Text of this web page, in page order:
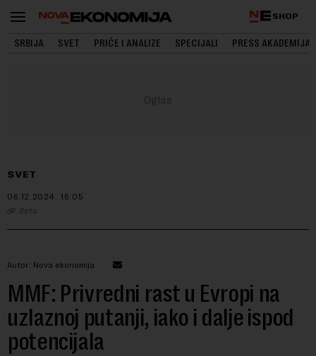
SHOP
SRBIJA SVET PRIČE I ANALIZE SPECIJALI PRESS AKADEMIJA
SVET
06.12.2024. 16:05
Beta
Autor: Nova ekonomija
MMF: Privredni rast u Evropi na
uzlaznoj putanji, iako i dalje ispod
potencijala